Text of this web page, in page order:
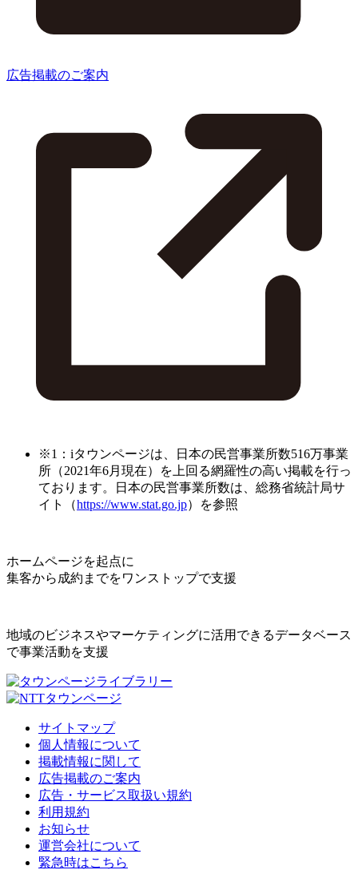
広告掲載のご案内
※1：iタウンページは、日本の民営事業所数516万事業
所（2021年6月現在）を上回る網羅性の高い掲載を行っ
ております。日本の民営事業所数は、総務省統計局サ
イト（https://www.stat.go.jp）を参照
ホームページを起点に
集客から成約までをワンストップで支援
地域のビジネスやマーケティングに活用できるデータベース
で事業活動を支援
サイトマップ
個人情報について
掲載情報に関して
広告掲載のご案内
広告・サービス取扱い規約
利用規約
お知らせ
運営会社について
緊急時はこちら